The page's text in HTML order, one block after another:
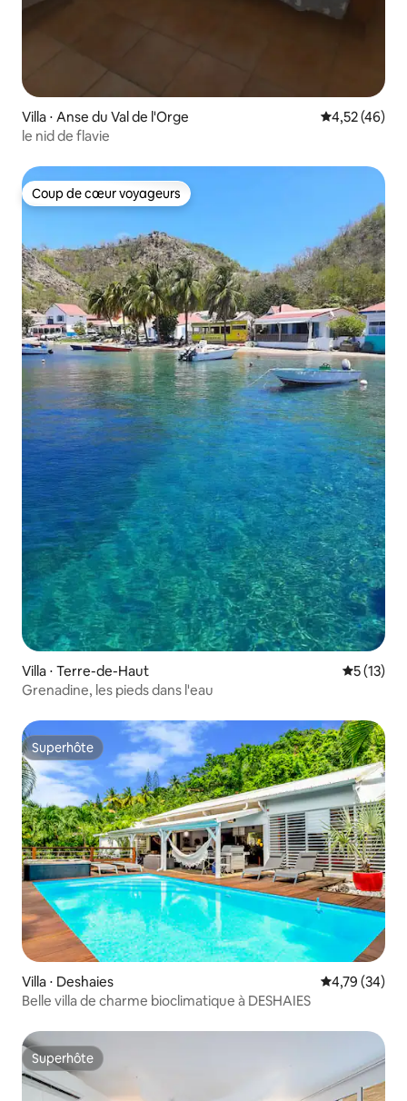
Villa ⋅ Anse du Val de l'Orge Évaluation
4,52 (46)
le nid de flavie
Coup de cœur voyageurs
Coup de cœur voyageurs
Villa ⋅ Terre-de-Haut
5 (13)
Grenadine, les pieds dans l'eau
Superhôte
Superhôte
Villa ⋅ Deshaies Évaluation
4,79 (34)
Belle villa de charme bioclimatique à DESHAIES
Superhôte
Superhôte